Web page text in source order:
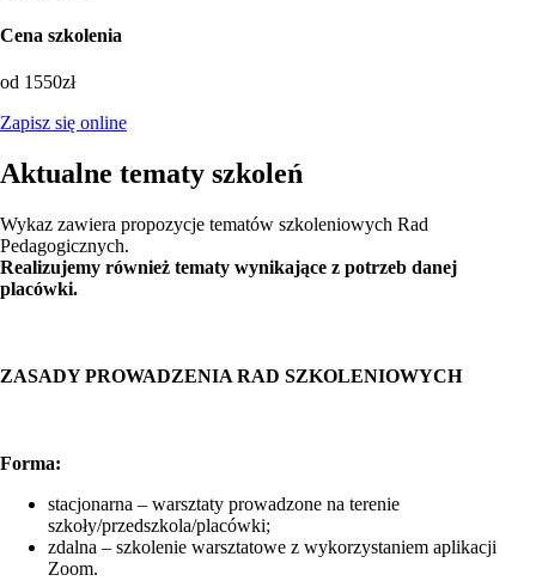
Cena szkolenia
od 1550zł
Zapisz się online
Aktualne tematy szkoleń
Wykaz zawiera propozycje tematów szkoleniowych Rad
Pedagogicznych.
Realizujemy również tematy wynikające z potrzeb danej
placówki.
ZASADY PROWADZENIA RAD SZKOLENIOWYCH
Forma:
stacjonarna – warsztaty prowadzone na terenie
szkoły/przedszkola/placówki;
zdalna – szkolenie warsztatowe z wykorzystaniem aplikacji
Zoom.